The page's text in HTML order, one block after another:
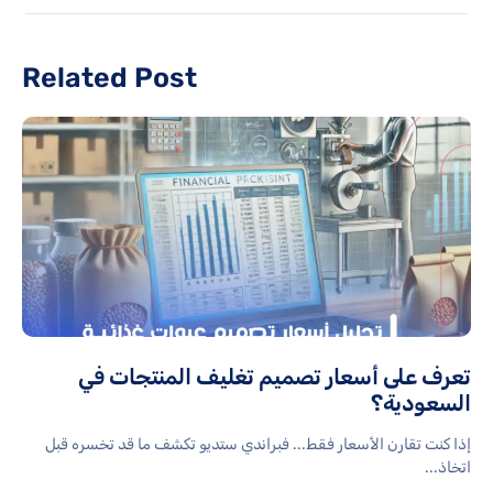
Related Post
تعرف على أسعار تصميم تغليف المنتجات في
السعودية؟
إذا كنت تقارن الأسعار فقط... فبراندي ستديو تكشف ما قد تخسره قبل
اتخاذ...